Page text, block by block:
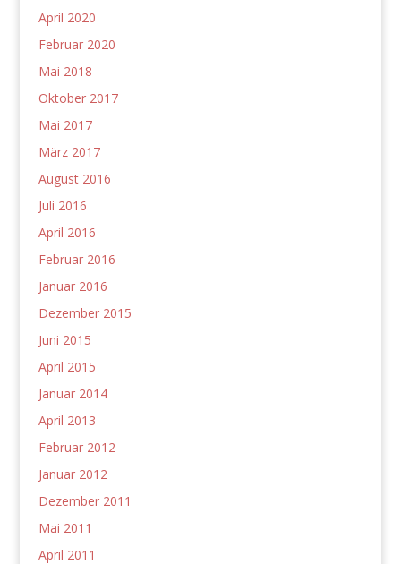
April 2020
Februar 2020
Mai 2018
Oktober 2017
Mai 2017
März 2017
August 2016
Juli 2016
April 2016
Februar 2016
Januar 2016
Dezember 2015
Juni 2015
April 2015
Januar 2014
April 2013
Februar 2012
Januar 2012
Dezember 2011
Mai 2011
April 2011